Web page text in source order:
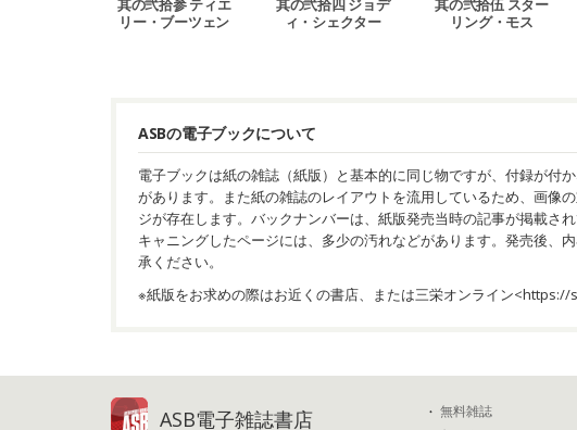
其の弐拾参 ティエ
リー・ブーツェン
其の弐拾四 ジョデ
ィ・シェクター
其の弐拾伍 スター
リング・モス
ASBの電子ブックについて
電子ブックは紙の雑誌（紙版）と基本的に同じ物ですが、付録が付
があります。また紙の雑誌のレイアウトを流用しているため、画像
ジが存在します。バックナンバーは、紙版発売当時の記事が掲載さ
キャニングしたページには、多少の汚れなどがあります。発売後、
承ください。
※紙版をお求めの際はお近くの書店、または三栄オンライン<https://
ASB電子雑誌書店
無料雑誌